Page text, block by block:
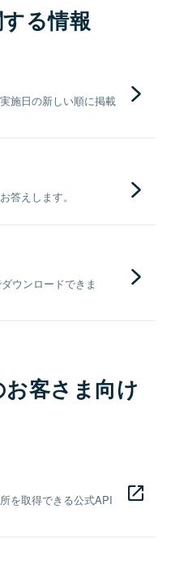
る情報
施日の新しい順に掲載
答えします。
ウンロードできま
客さま向け
を取得できる公式API